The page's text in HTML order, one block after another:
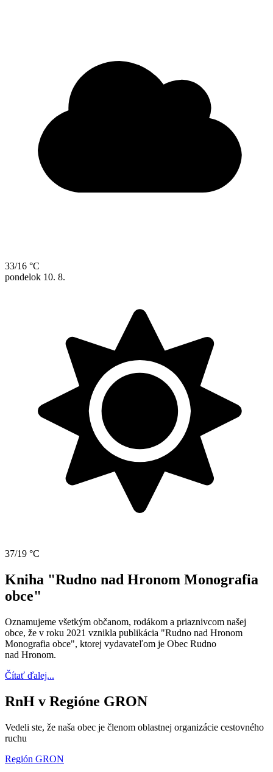
33/16 °C
pondelok 10. 8.
37/19 °C
Kniha "Rudno nad Hronom Monografia
obce"
Oznamujeme všetkým občanom, rodákom a priaznivcom našej
obce, že v roku 2021 vznikla publikácia "Rudno nad Hronom
Monografia obce", ktorej vydavateľom je Obec Rudno
nad Hronom.
Čítať ďalej...
RnH v Regióne GRON
Vedeli ste, že naša obec je členom oblastnej organizácie cestovného
ruchu
Región GRON